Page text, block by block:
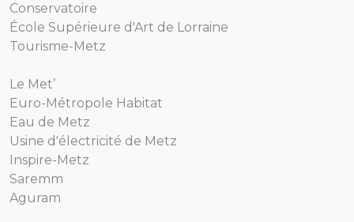
Conservatoire
École Supérieure d'Art de Lorraine
Tourisme-Metz
Le Met’
Euro-Métropole Habitat
Eau de Metz
Usine d'électricité de Metz
Inspire-Metz
Saremm
Aguram